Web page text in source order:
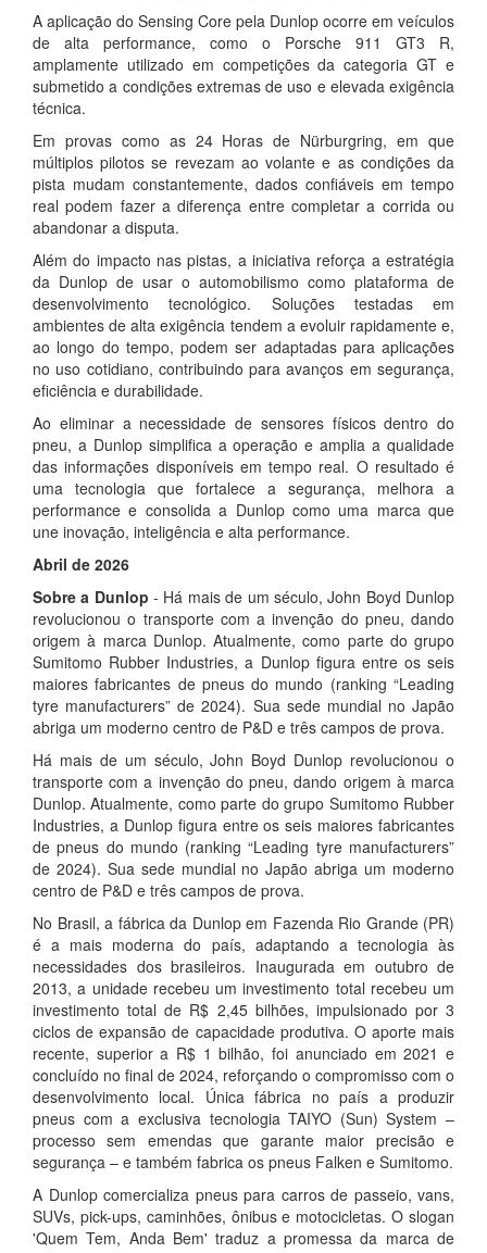
A aplicação do Sensing Core pela Dunlop ocorre em veículos
de alta performance, como o Porsche 911 GT3 R,
amplamente utilizado em competições da categoria GT e
submetido a condições extremas de uso e elevada exigência
técnica.
Em provas como as 24 Horas de Nürburgring, em que
múltiplos pilotos se revezam ao volante e as condições da
pista mudam constantemente, dados confiáveis em tempo
real podem fazer a diferença entre completar a corrida ou
abandonar a disputa.
Além do impacto nas pistas, a iniciativa reforça a estratégia
da Dunlop de usar o automobilismo como plataforma de
desenvolvimento tecnológico. Soluções testadas em
ambientes de alta exigência tendem a evoluir rapidamente e,
ao longo do tempo, podem ser adaptadas para aplicações
no uso cotidiano, contribuindo para avanços em segurança,
eficiência e durabilidade.
Ao eliminar a necessidade de sensores físicos dentro do
pneu, a Dunlop simplifica a operação e amplia a qualidade
das informações disponíveis em tempo real. O resultado é
uma tecnologia que fortalece a segurança, melhora a
performance e consolida a Dunlop como uma marca que
une inovação, inteligência e alta performance.
Abril de 2026
Sobre a Dunlop - Há mais de um século, John Boyd Dunlop
revolucionou o transporte com a invenção do pneu, dando
origem à marca Dunlop. Atualmente, como parte do grupo
Sumitomo Rubber Industries, a Dunlop figura entre os seis
maiores fabricantes de pneus do mundo (ranking “Leading
tyre manufacturers” de 2024). Sua sede mundial no Japão
abriga um moderno centro de P&D e três campos de prova.
Há mais de um século, John Boyd Dunlop revolucionou o
transporte com a invenção do pneu, dando origem à marca
Dunlop. Atualmente, como parte do grupo Sumitomo Rubber
Industries, a Dunlop figura entre os seis maiores fabricantes
de pneus do mundo (ranking “Leading tyre manufacturers”
de 2024). Sua sede mundial no Japão abriga um moderno
centro de P&D e três campos de prova.
No Brasil, a fábrica da Dunlop em Fazenda Rio Grande (PR)
é a mais moderna do país, adaptando a tecnologia às
necessidades dos brasileiros. Inaugurada em outubro de
2013, a unidade recebeu um investimento total recebeu um
investimento total de R$ 2,45 bilhões, impulsionado por 3
ciclos de expansão de capacidade produtiva. O aporte mais
recente, superior a R$ 1 bilhão, foi anunciado em 2021 e
concluído no final de 2024, reforçando o compromisso com o
desenvolvimento local. Única fábrica no país a produzir
pneus com a exclusiva tecnologia TAIYO (Sun) System –
processo sem emendas que garante maior precisão e
segurança – e também fabrica os pneus Falken e Sumitomo.
A Dunlop comercializa pneus para carros de passeio, vans,
SUVs, pick-ups, caminhões, ônibus e motocicletas. O slogan
'Quem Tem, Anda Bem' traduz a promessa da marca de